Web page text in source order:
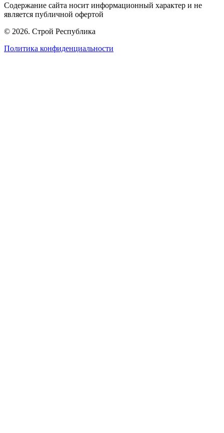
Содержание сайта носит информационный характер и не
является публичной офертой
© 2026. Строй Республика
Политика конфиденциальности